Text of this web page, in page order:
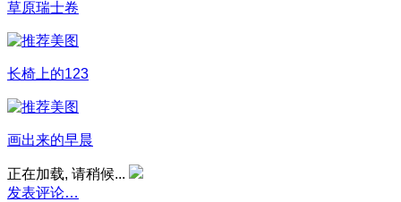
草原瑞士卷
长椅上的123
画出来的早晨
正在加载, 请稍候...
发表评论…